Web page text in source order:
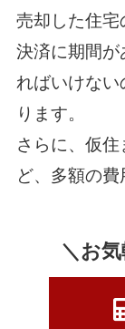
売却した住
決済に期間が
ればいけな
ります。
さらに、仮
ど、多額の費
＼お